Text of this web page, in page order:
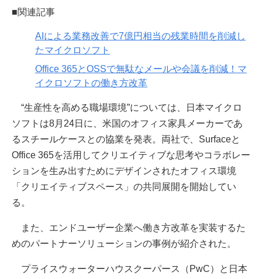
■関連記事
AIによる業務改善で7億円相当の残業時間を削減し
たマイクロソフト
Office 365とOSSで無駄なメールや会議を削減！マ
イクロソフトの働き方改革
“生産性を高める職場環境”については、日本マイクロ
ソフトは8月24日に、米国のオフィス家具メーカーであ
るスチールケースとの協業を発表。両社で、Surfaceと
Office 365を活用してクリエイティブな思考やコラボレー
ションを生み出すためにデザインされたオフィス環境
「クリエイティブスペース」の共同展開を開始してい
る。
また、エンドユーザー企業へ働き方改革を実装するた
めのパートナーソリューションの事例が紹介された。
プライスウォーターハウスクーパース（PwC）と日本